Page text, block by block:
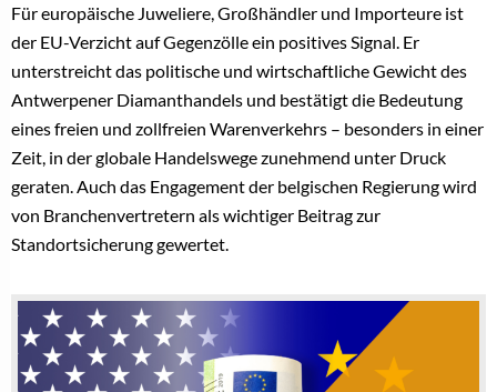
Für europäische Juweliere, Großhändler und Importeure ist
der EU-Verzicht auf Gegenzölle ein positives Signal. Er
unterstreicht das politische und wirtschaftliche Gewicht des
Antwerpener Diamanthandels und bestätigt die Bedeutung
eines freien und zollfreien Warenverkehrs – besonders in einer
Zeit, in der globale Handelswege zunehmend unter Druck
geraten. Auch das Engagement der belgischen Regierung wird
von Branchenvertretern als wichtiger Beitrag zur
Standortsicherung gewertet.